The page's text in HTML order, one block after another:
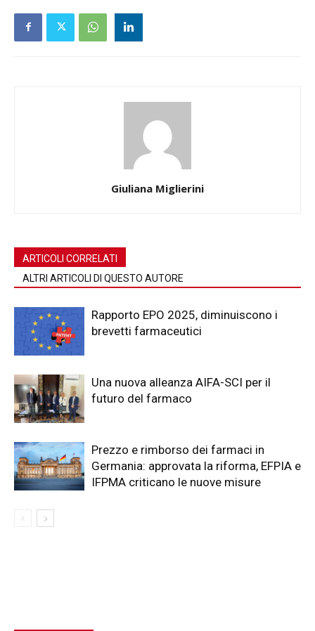
Giuliana Miglierini
ARTICOLI CORRELATI
ALTRI ARTICOLI DI QUESTO AUTORE
Rapporto EPO 2025, diminuiscono i
brevetti farmaceutici
Una nuova alleanza AIFA-SCI per il
futuro del farmaco
Prezzo e rimborso dei farmaci in
Germania: approvata la riforma, EFPIA e
IFPMA criticano le nuove misure